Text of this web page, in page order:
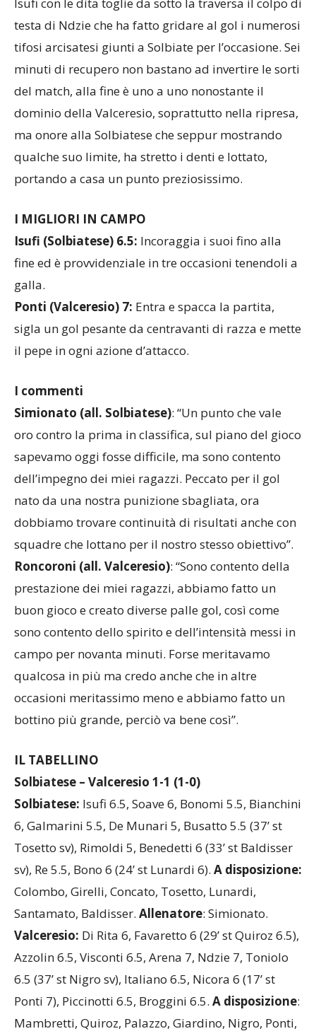
Isufi con le dita toglie da sotto la traversa il colpo di
testa di Ndzie che ha fatto gridare al gol i numerosi
tifosi arcisatesi giunti a Solbiate per l’occasione. Sei
minuti di recupero non bastano ad invertire le sorti
del match, alla fine è uno a uno nonostante il
dominio della Valceresio, soprattutto nella ripresa,
ma onore alla Solbiatese che seppur mostrando
qualche suo limite, ha stretto i denti e lottato,
portando a casa un punto preziosissimo.
I MIGLIORI IN CAMPO
Isufi (Solbiatese) 6.5: Incoraggia i suoi fino alla
fine ed è provvidenziale in tre occasioni tenendoli a
galla.
Ponti (Valceresio) 7: Entra e spacca la partita,
sigla un gol pesante da centravanti di razza e mette
il pepe in ogni azione d’attacco.
I commenti
Simionato (all. Solbiatese): “Un punto che vale
oro contro la prima in classifica, sul piano del gioco
sapevamo oggi fosse difficile, ma sono contento
dell’impegno dei miei ragazzi. Peccato per il gol
nato da una nostra punizione sbagliata, ora
dobbiamo trovare continuità di risultati anche con
squadre che lottano per il nostro stesso obiettivo”.
Roncoroni (all. Valceresio): “Sono contento della
prestazione dei miei ragazzi, abbiamo fatto un
buon gioco e creato diverse palle gol, così come
sono contento dello spirito e dell’intensità messi in
campo per novanta minuti. Forse meritavamo
qualcosa in più ma credo anche che in altre
occasioni meritassimo meno e abbiamo fatto un
bottino più grande, perciò va bene così”.
IL TABELLINO
Solbiatese – Valceresio 1-1 (1-0)
Solbiatese: Isufi 6.5, Soave 6, Bonomi 5.5, Bianchini
6, Galmarini 5.5, De Munari 5, Busatto 5.5 (37’ st
Tosetto sv), Rimoldi 5, Benedetti 6 (33’ st Baldisser
sv), Re 5.5, Bono 6 (24’ st Lunardi 6). A disposizione:
Colombo, Girelli, Concato, Tosetto, Lunardi,
Santamato, Baldisser. Allenatore: Simionato.
Valceresio: Di Rita 6, Favaretto 6 (29’ st Quiroz 6.5),
Azzolin 6.5, Visconti 6.5, Arena 7, Ndzie 7, Toniolo
6.5 (37’ st Nigro sv), Italiano 6.5, Nicora 6 (17’ st
Ponti 7), Piccinotti 6.5, Broggini 6.5. A disposizione:
Mambretti, Quiroz, Palazzo, Giardino, Nigro, Ponti,